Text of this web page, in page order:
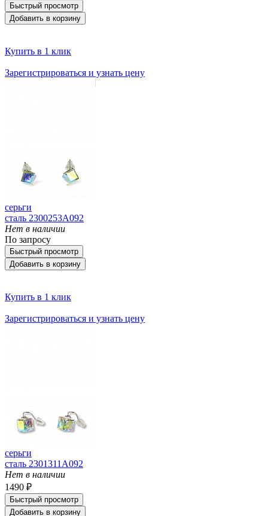
Быстрый просмотр
Добавить в корзину
Купить в 1 клик
Зарегистрироваться и узнать цену
серьги
сталь 2300253A092
Нет в наличии
По запросу
Быстрый просмотр
Добавить в корзину
Купить в 1 клик
Зарегистрироваться и узнать цену
серьги
сталь 2301311A092
Нет в наличии
1490 ₽
Быстрый просмотр
Добавить в корзину